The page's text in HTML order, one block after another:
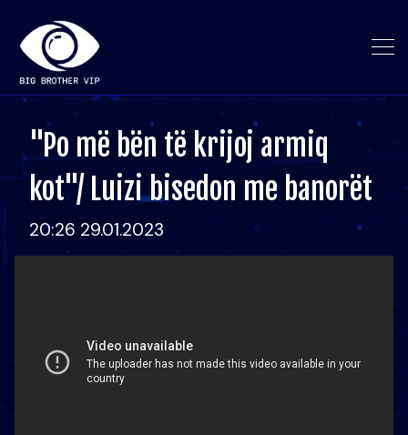
"Po më bën të krijoj armiq
kot"/ Luizi bisedon me banorët
20:26 29.01.2023